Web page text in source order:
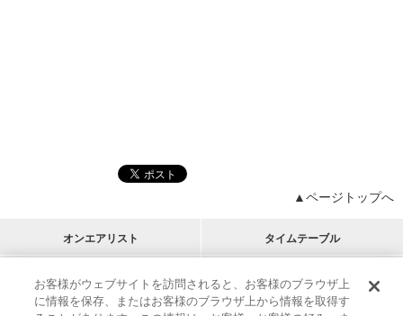
▲ページトップへ
オンエアリスト タイムテーブル
プログラムリスト チャート
アーティストリスト
M-ON!
リクエスト
お客様がウェブサイトを訪問されると、お客様のブラウザ上
に情報を保存、またはお客様のブラウザ上から情報を取得す